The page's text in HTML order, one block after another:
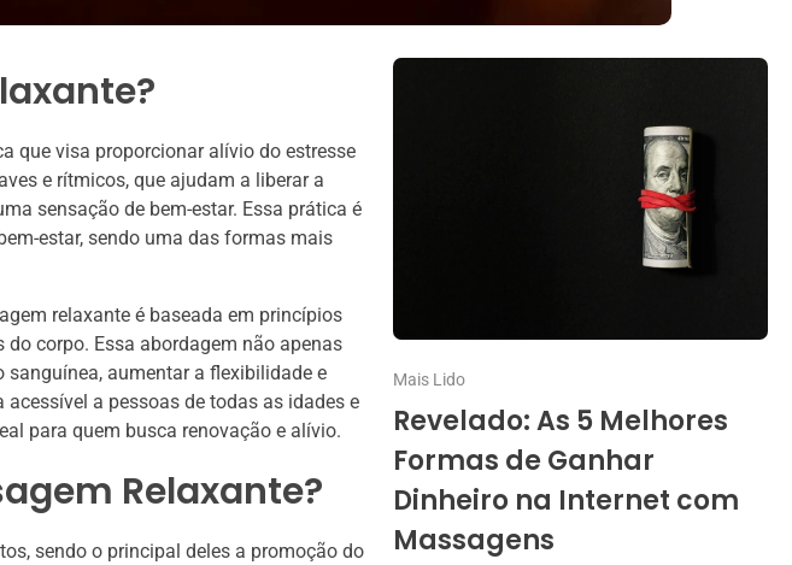
que visa proporcionar alívio do estresse
e rítmicos, que ajudam a liberar a
sensação de bem-estar. Essa prática é
estar, sendo uma das formas mais
relaxante é baseada em princípios
corpo. Essa abordagem não apenas
aumentar a flexibilidade e
a pessoas de todas as idades e
para quem busca renovação e alívio.
Relaxante?
sendo o principal deles a promoção do
Mais Lido
Revelado: As 5 Melhores
Formas de Ganhar
Dinheiro na Internet com
Massagens